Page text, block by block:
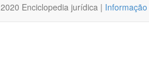
2020 Enciclopedia jurídica |